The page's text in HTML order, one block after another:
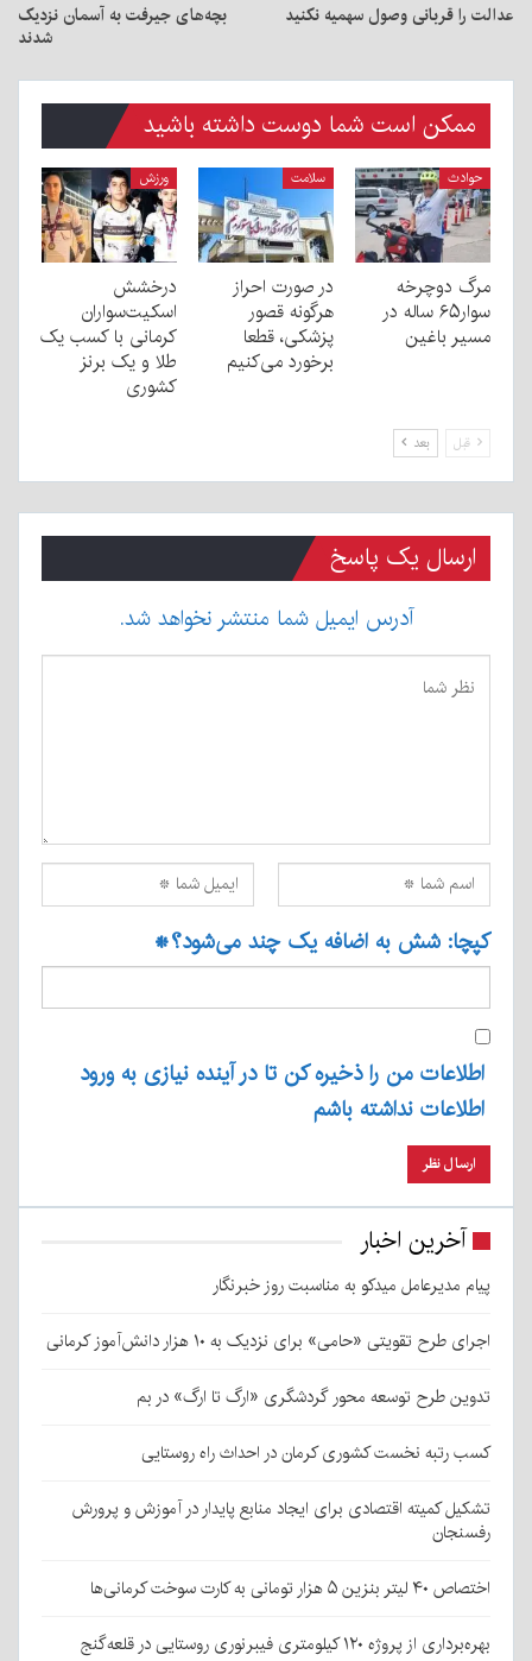
عدالت را قربانی وصول سهمیه نکنید بچه‌های جیرفت به آسمان نزدیک
شدند
ممکن است شما دوست داشته باشید
حوادث
مرگ دوچرخه
سوار۶۵ ساله در
مسیر باغین
سلامت
در صورت احراز
هرگونه قصور
پزشکی، قطعا
برخورد می‌کنیم
ورزش
درخشش
اسکیت‌سواران
کرمانی با کسب یک
طلا و یک برنز
کشوری
قبل بعد
ارسال یک پاسخ
آدرس ایمیل شما منتشر نخواهد شد.
کپچا: شش به اضافه یک چند می‌شود؟*
اطلاعات من را ذخیره کن تا در آینده نیازی به ورود
اطلاعات نداشته باشم
آخرین اخبار
پیام مدیرعامل میدکو به مناسبت روز خبرنگار
اجرای طرح تقویتی «حامی» برای نزدیک به ۱۰ هزار دانش‌آموز کرمانی
تدوین طرح توسعه محور گردشگری «ارگ تا ارگ» در بم
کسب رتبه نخست کشوری کرمان در احداث راه روستایی
تشکیل کمیته اقتصادی برای ایجاد منابع پایدار در آموزش و پرورش
رفسنجان
اختصاص ۴۰ لیتر بنزین ۵ هزار تومانی به کارت سوخت کرمانی‌ها
بهره‌برداری از پروژه ۱۲۰ کیلومتری فیبرنوری روستایی در قلعه‌گنج